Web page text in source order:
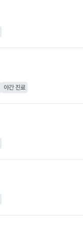
야간 진료